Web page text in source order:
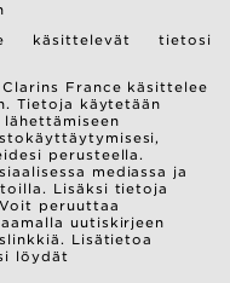
käsittelevät tietosi
France käsittelee
Tietoja käytetään
perusteella.
mediassa ja
Lisäksi tietoja
peruuttaa
uutiskirjeen
Lisätietoa
löydät